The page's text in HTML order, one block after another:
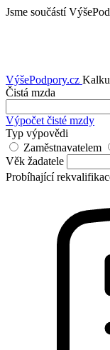
Jsme součástí
VýšePodpory.cz
Čistá mzda
Výpočet čisté mzdy
Typ výpovědi
Zaměstnavatelem
Věk žadatele
Probíhající